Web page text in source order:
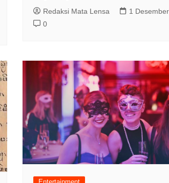
Redaksi Mata Lensa
1
0